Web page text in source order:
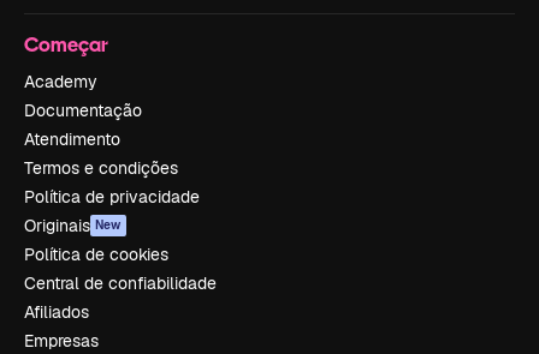
Começar
Academy
Documentação
Atendimento
Termos e condições
Política de privacidade
Originais New
Política de cookies
Central de confiabilidade
Afiliados
Empresas